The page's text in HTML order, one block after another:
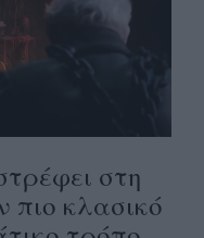
στη
πιο κλασικό